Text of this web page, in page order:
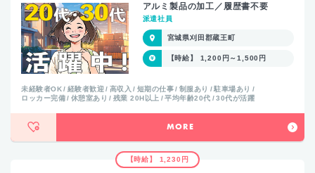
アルミ製品の加工／履歴書不要
派遣社員
宮城県刈田郡蔵王町
【時給】 1,200円～1,500円
未経験者OK 経験者歓迎 高収入 短期の仕事 制服あり
駐車場あり
ロッカー完備
休憩室あり 残業 20H以上 平均年齢20代 30代が活躍
MORE
【時給】 1,230円